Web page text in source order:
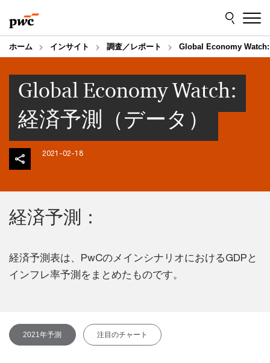
to
content
to
footer
ホーム インサイト 調査／レポート Global Economy Watch:
Global Economy Watch:
経済予測（データ）
2021-02-18
経済予測：
経済予測表は、PwCのメインシナリオにおけるGDPと
インフレ率予測をまとめたものです。
2021年予測 注目のチャート